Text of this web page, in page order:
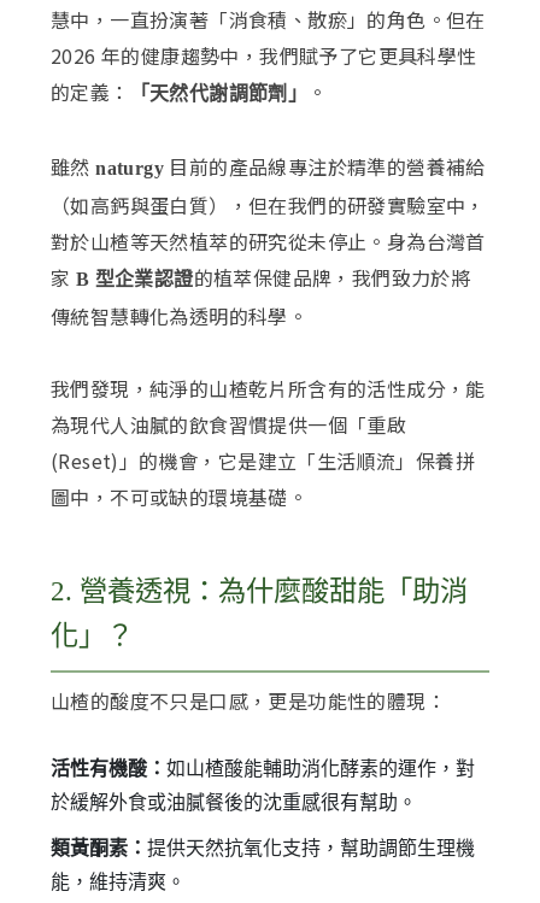
慧中，一直扮演著「消食積、散瘀」的角色。但在
2026 年的健康趨勢中，我們賦予了它更具科學性
的定義：
「天然代謝調節劑」 。
雖然naturgy 目前的產品線專注於精準的營養補給
（如高鈣與蛋白質），但在我們的研發實驗室中，
對於山楂等天然植萃的研究從未停止。身為台灣首
家 B 型企業認證的植萃保健品牌，我們致力於將
傳統智慧轉化為透明的科學。
我們發現，純淨的山楂乾片所含有的活性成分，能
為現代人油膩的飲食習慣提供一個「重啟
(Reset)」的機會，它是建立「生活順流」保養拼
圖中，不可或缺的環境基礎。
2. 營養透視：為什麼酸甜能「助消
化」？
山楂的酸度不只是口感，更是功能性的體現：
活性有機酸： 如山楂酸能輔助消化酵素的運作，對
於緩解外食或油膩餐後的沈重感很有幫助。
類黃酮素： 提供天然抗氧化支持，幫助調節生理機
能，維持清爽。